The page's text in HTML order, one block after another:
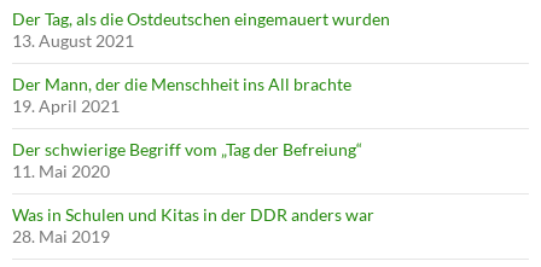
Der Tag, als die Ostdeutschen eingemauert wurden
13. August 2021
Der Mann, der die Menschheit ins All brachte
19. April 2021
Der schwierige Begriff vom „Tag der Befreiung“
11. Mai 2020
Was in Schulen und Kitas in der DDR anders war
28. Mai 2019